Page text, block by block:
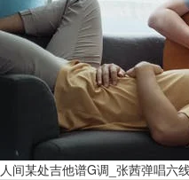
人间某处吉他谱G调_张茜弹唱六